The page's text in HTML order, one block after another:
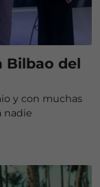
Bilbao del
y con muchas
nadie